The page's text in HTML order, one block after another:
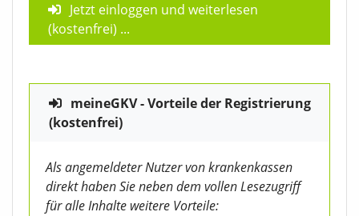
Jetzt einloggen und weiterlesen
(kostenfrei) ...
meineGKV - Vorteile der Registrierung
(kostenfrei)
Als angemeldeter Nutzer von krankenkassen
direkt haben Sie neben dem vollen Lesezugriff
für alle Inhalte weitere Vorteile: